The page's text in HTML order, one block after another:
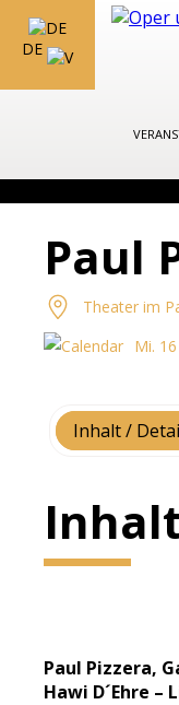
DE
Paul
Theater im
Mi.
Inhalt /
Paul Pizzera,
Hawi D´Ehre –